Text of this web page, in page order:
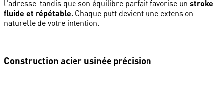
l'adresse, tandis que son équilibre parfait favorise un stroke
fluide et répétable. Chaque putt devient une extension
naturelle de votre intention.
Construction acier usinée précision